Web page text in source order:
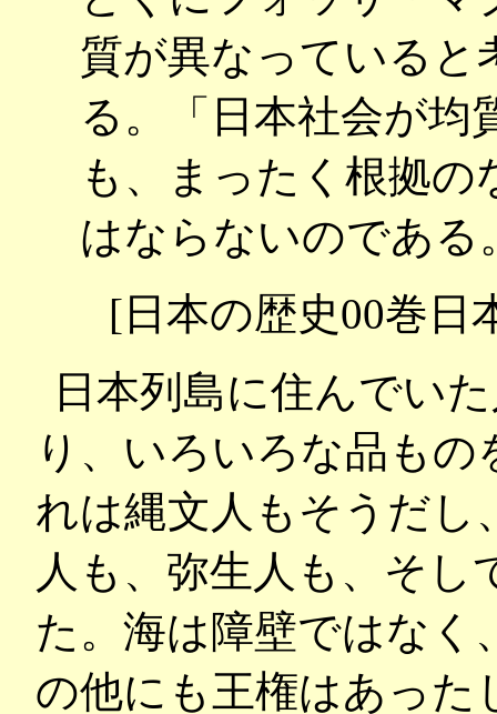
質が異なっていると
る。「日本社会が均
も、まったく根拠
はならないのである
[日本の歴史00巻日
日本列島に住んでい
り、いろいろな品も
れは縄文人もそうだし
人も、弥生人も、そ
た。海は障壁ではなく
の他にも王権はあった